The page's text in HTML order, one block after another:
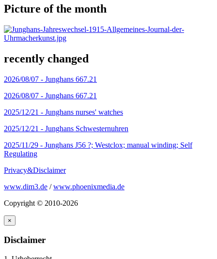
Picture of the month
recently changed
2026/08/07 - Junghans 667.21
2026/08/07 - Junghans 667.21
2025/12/21 - Junghans nurses' watches
2025/12/21 - Junghans Schwesternuhren
2025/11/29 - Junghans J56 ?; Westclox; manual winding; Self
Regulating
Privacy&Disclaimer
www.dim3.de /www.phoenixmedia.de
Copyright © 2010-2026
×
Disclaimer